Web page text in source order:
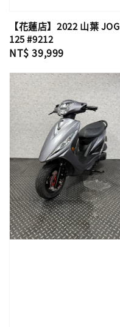
【花蓮店】2022 山葉 JOG
125 #9212
Regular
NT$ 39,999